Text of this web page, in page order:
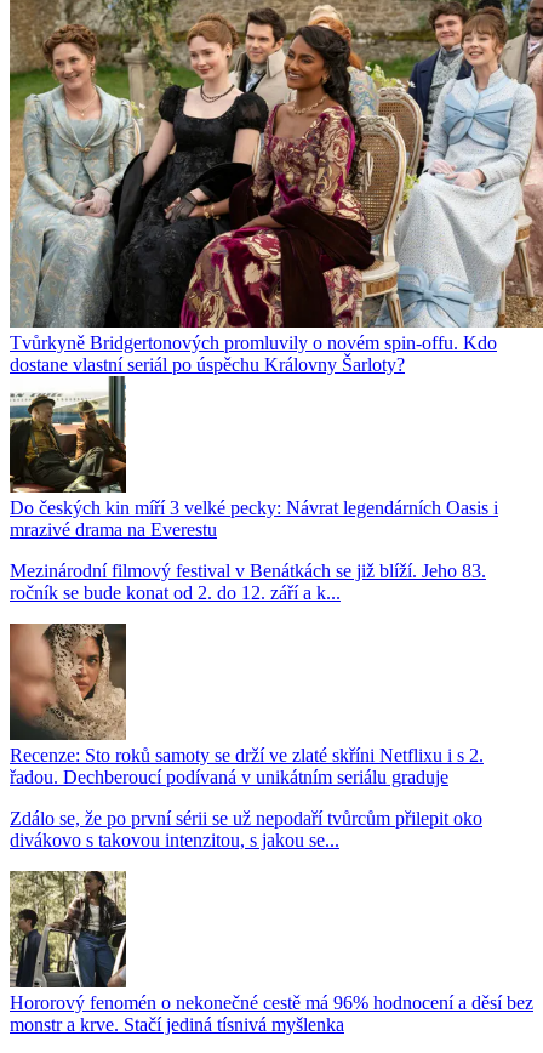
Tvůrkyně Bridgertonových promluvily o novém spin-offu. Kdo
dostane vlastní seriál po úspěchu Královny Šarloty?
Do českých kin míří 3 velké pecky: Návrat legendárních Oasis i
mrazivé drama na Everestu
Mezinárodní filmový festival v Benátkách se již blíží. Jeho 83.
ročník se bude konat od 2. do 12. září a k...
Recenze: Sto roků samoty se drží ve zlaté skříni Netflixu i s 2.
řadou. Dechberoucí podívaná v unikátním seriálu graduje
Zdálo se, že po první sérii se už nepodaří tvůrcům přilepit oko
divákovo s takovou intenzitou, s jakou se...
Hororový fenomén o nekonečné cestě má 96% hodnocení a děsí bez
monstr a krve. Stačí jediná tísnivá myšlenka